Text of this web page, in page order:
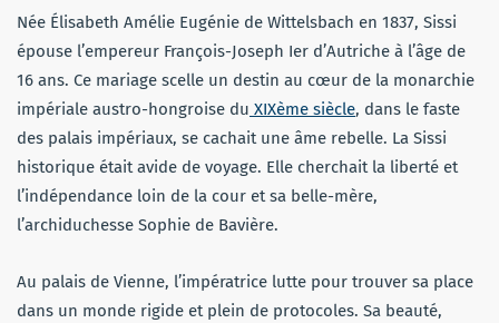
Née Élisabeth Amélie Eugénie de Wittelsbach en 1837, Sissi
épouse l’empereur François-Joseph Ier d’Autriche à l’âge de
16 ans. Ce mariage scelle un destin au cœur de la monarchie
impériale austro-hongroise du XIXème siècle, dans le faste
des palais impériaux, se cachait une âme rebelle. La Sissi
historique était avide de voyage. Elle cherchait la liberté et
l’indépendance loin de la cour et sa belle-mère,
l’archiduchesse Sophie de Bavière.
Au palais de Vienne, l’impératrice lutte pour trouver sa place
dans un monde rigide et plein de protocoles. Sa beauté,